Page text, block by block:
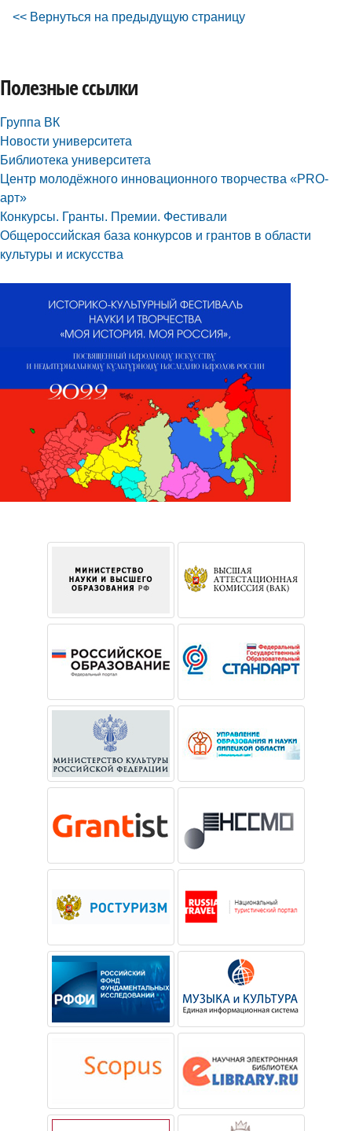
<< Вернуться на предыдущую страницу
Полезные ссылки
Группа ВК
Новости университета
Библиотека университета
Центр молодёжного инновационного творчества «PRO-
арт»
Конкурсы. Гранты. Премии. Фестивали
Общероссийская база конкурсов и грантов в области
культуры и искусства